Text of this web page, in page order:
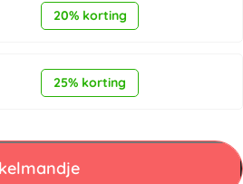
20% korting
25% korting